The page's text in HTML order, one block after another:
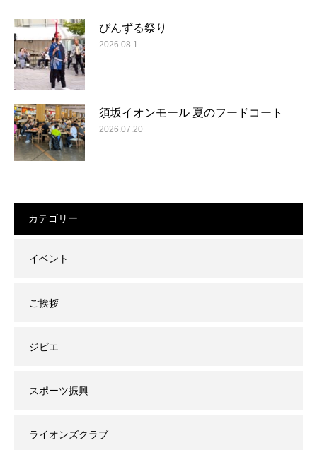
びんずる祭り
2026.08.1
須坂イオンモール 夏のフードコート
2026.07.20
カテゴリー
イベント
ご挨拶
ジビエ
スポーツ振興
ライオンズクラブ